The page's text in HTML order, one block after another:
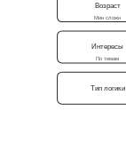
Возраст
Интересы
Тип логики
Мин сложн
По темам